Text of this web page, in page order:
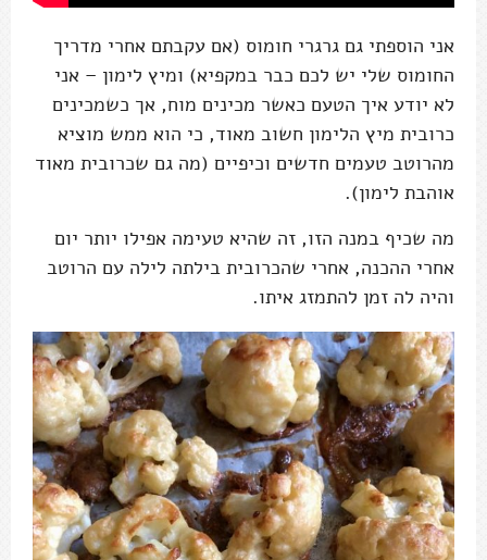
אני הוספתי גם גרגרי חומוס (אם עקבתם אחרי מדריך
החומוס שלי יש לכם כבר במקפיא) ומיץ לימון – אני
לא יודע איך הטעם כאשר מכינים מוח, אך כשמכינים
כרובית מיץ הלימון חשוב מאוד, כי הוא ממש מוציא
מהרוטב טעמים חדשים וכיפיים (מה גם שכרובית מאוד
אוהבת לימון).
מה שכיף במנה הזו, זה שהיא טעימה אפילו יותר יום
אחרי ההכנה, אחרי שהכרובית בילתה לילה עם הרוטב
והיה לה זמן להתמזג איתו.